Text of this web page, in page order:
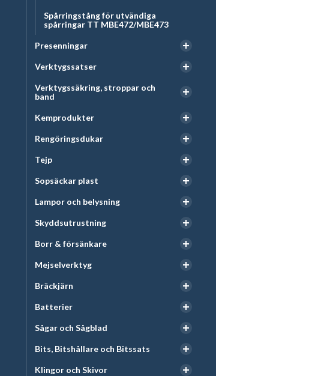
Spårringstång för utvändiga
spårringar TT MBE472/MBE473
Presenningar
Verktygssatser
Verktygssäkring, stroppar och
band
Kemprodukter
Rengöringsdukar
Tejp
Sopsäckar plast
Lampor och belysning
Skyddsutrustning
Borr & försänkare
Mejselverktyg
Bräckjärn
Batterier
Sågar och Sågblad
Bits, Bitshållare och Bitssats
Klingor och Skivor